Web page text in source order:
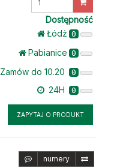
Dostępność
Łódż 0
Pabianice 0
Zamów do 10.20 0
24H 0
ZAPYTAJ O PRODUKT
numery